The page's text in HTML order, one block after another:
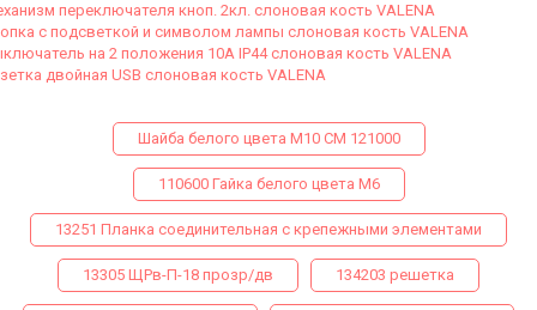
переключателя кноп. 2кл. слоновая кость VALENA
с подсветкой и символом лампы слоновая кость VALENA
на 2 положения 10A IP44 слоновая кость VALENA
двойная USB слоновая кость VALENA
Шайба белого цвета М10 СМ 121000
110600 Гайка белого цвета М6
13251 Планка соединительная с крепежными элементами
13305 ЩРв-П-18 прозр/дв 134203 решетка